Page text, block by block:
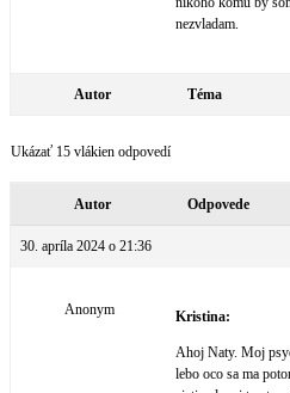
nezvladam.
Autor Téma
Ukázať 15 vlákien odpovedí
Autor Odpovede
30. apríla 2024 o 21:36
Anonym Kristina:
Ahoj Naty. Moj
lebo oco sa ma